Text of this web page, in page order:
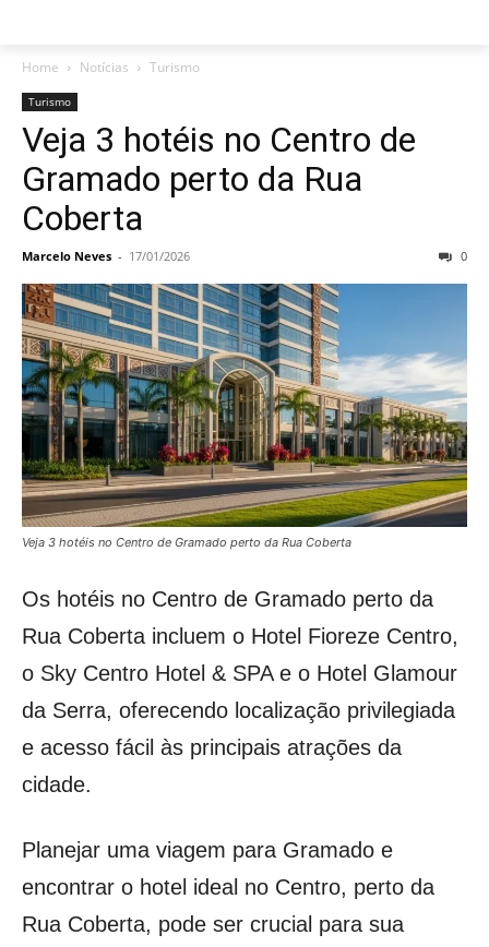
Home Notícias Turismo
Turismo
Veja 3 hotéis no Centro de
Gramado perto da Rua
Coberta
Marcelo Neves - 17/01/2026 0
Veja 3 hotéis no Centro de Gramado perto da Rua Coberta
Os hotéis no Centro de Gramado perto da
Rua Coberta incluem o Hotel Fioreze Centro,
o Sky Centro Hotel & SPA e o Hotel Glamour
da Serra, oferecendo localização privilegiada
e acesso fácil às principais atrações da
cidade.
Planejar uma viagem para Gramado e
encontrar o hotel ideal no Centro, perto da
Rua Coberta, pode ser crucial para sua